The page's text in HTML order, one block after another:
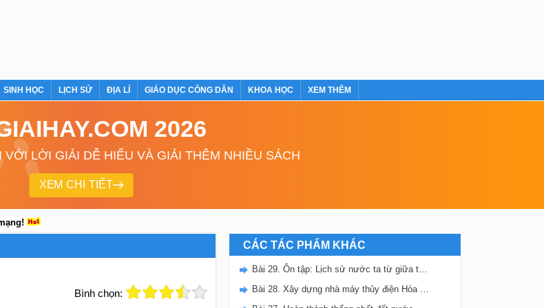
SINH HỌC LỊCH SỬ ĐỊA LÍ GIÁO DỤC CÔNG DÂN KHOA HỌC XEM THÊM
2026
LỜI GIẢI DỄ HIỂU VÀ GIẢI THÊM NHIỀU SÁCH
XEM CHI TIẾT
Bình chọn:
CÁC TÁC PHẨM KHÁC
Bài 29. Ôn tập: Lịch sử nước ta từ giữa thế kỉ XIX đến nay
Bài 28. Xây dựng nhà máy thủy điện Hòa Bình